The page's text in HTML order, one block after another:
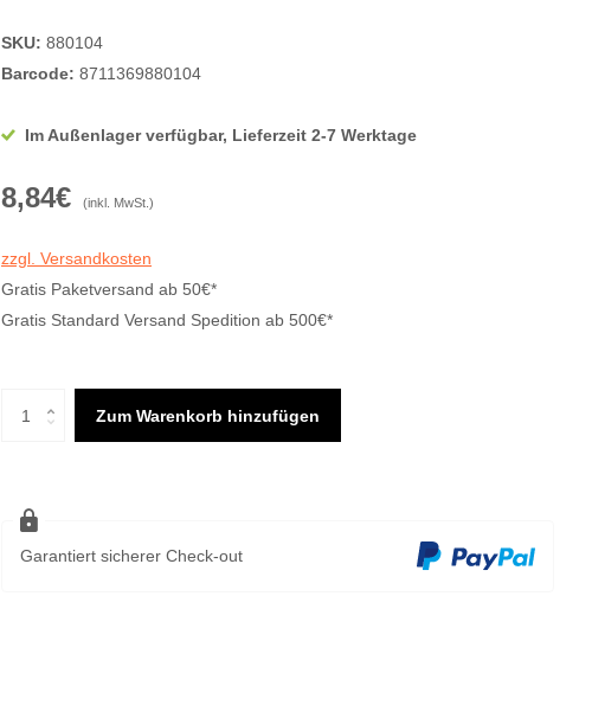
SKU: 880104
Barcode: 8711369880104
Im Außenlager verfügbar, Lieferzeit 2-7 Werktage
8,84€ (inkl. MwSt.)
zzgl. Versandkosten
Gratis Paketversand ab 50€*
Gratis Standard Versand Spedition ab 500€*
Zum Warenkorb hinzufügen
Garantiert sicherer Check-out